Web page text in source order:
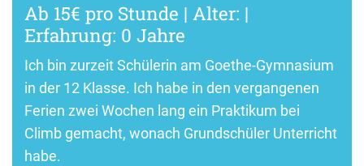
Ab 15€ pro Stunde | Alter: |
Erfahrung: 0 Jahre
Ich bin zurzeit Schülerin am Goethe-Gymnasium
in der 12 Klasse. Ich habe in den vergangenen
Ferien zwei Wochen lang ein Praktikum bei
Climb gemacht, wonach Grundschüler Unterricht
habe.